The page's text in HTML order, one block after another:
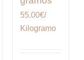
55.00€/
Kilogramo